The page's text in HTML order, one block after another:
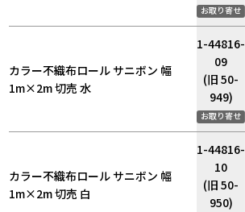
お取り寄せ
カラー不織布ロール サニボン 幅
1m×2m 切売 水
1-44816-
09
(旧 50-
949)
お取り寄せ
カラー不織布ロール サニボン 幅
1m×2m 切売 白
1-44816-
10
(旧 50-
950)